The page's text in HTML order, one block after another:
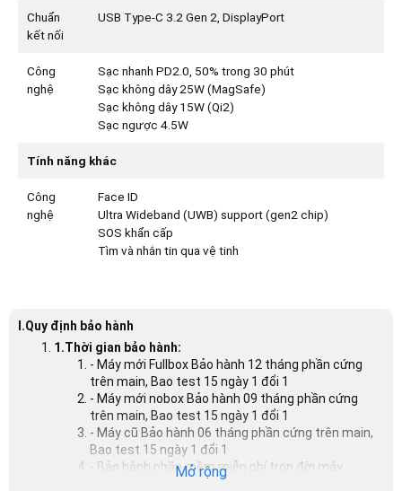
Chuẩn
kết nối
USB Type-C 3.2 Gen 2, DisplayPort
Công
nghệ
Sạc nhanh PD2.0, 50% trong 30 phút
Sạc không dây 25W (MagSafe)
Sạc không dây 15W (Qi2)
Sạc ngược 4.5W
Tính năng khác
Công
nghệ
Face ID
Ultra Wideband (UWB) support (gen2 chip)
SOS khẩn cấp
Tìm và nhắn tin qua vệ tinh
I.Quy định bảo hành
1.Thời gian bảo hành:
- Máy mới Fullbox Bảo hành 12 tháng phần cứng
trên main, Bao test 15 ngày 1 đổi 1
- Máy mới nobox Bảo hành 09 tháng phần cứng
trên main, Bao test 15 ngày 1 đổi 1
- Máy cũ Bảo hành 06 tháng phần cứng trên main,
Bao test 15 ngày 1 đổi 1
- Bảo hành phần mềm miễn phí trọn đời máy
Mở rộng